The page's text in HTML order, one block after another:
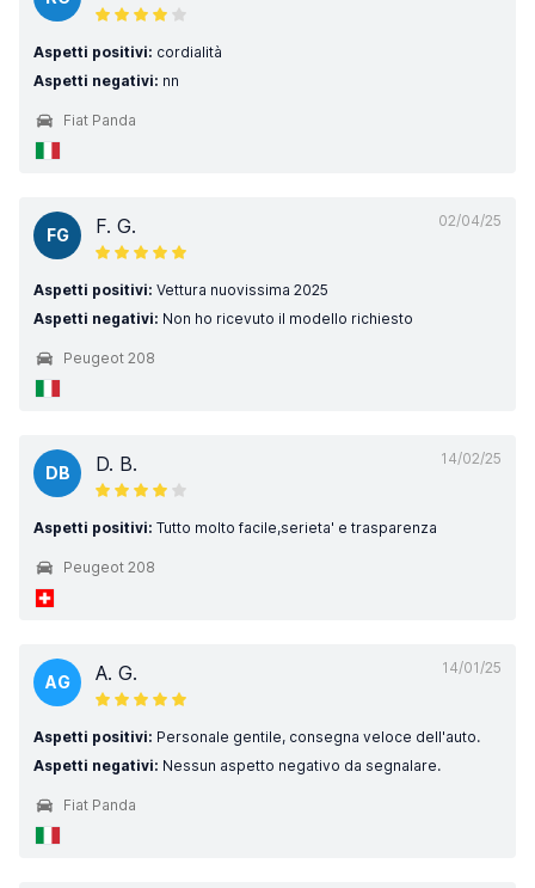
Aspetti positivi: cordialità
Aspetti negativi: nn
Fiat Panda
02/04/25
FG F. G.
Aspetti positivi: Vettura nuovissima 2025
Aspetti negativi: Non ho ricevuto il modello richiesto
Peugeot 208
14/02/25
DB D. B.
Aspetti positivi: Tutto molto facile,serieta' e trasparenza
Peugeot 208
14/01/25
AG A. G.
Aspetti positivi: Personale gentile, consegna veloce dell'auto.
Aspetti negativi: Nessun aspetto negativo da segnalare.
Fiat Panda